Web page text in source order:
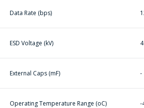
Data Rate (bps)
ESD Voltage (kV) 4
External Caps (mF) -
Operating Temperature Range (oC) -
併計算服務成本
並準備單獨的商